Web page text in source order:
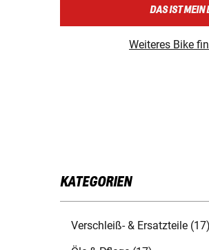
DAS IST MEIN
Weiteres Bike
KATEGORIEN
Verschleiß- & Ersatzteile (17)